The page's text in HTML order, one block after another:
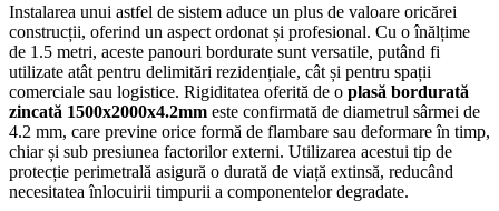
Instalarea unui astfel de sistem aduce un plus de valoare oricărei
construcții, oferind un aspect ordonat și profesional. Cu o înălțime
de 1.5 metri, aceste panouri bordurate sunt versatile, putând fi
utilizate atât pentru delimitări rezidențiale, cât și pentru spații
comerciale sau logistice. Rigiditatea oferită de o plasă bordurată
zincată 1500x2000x4.2mm este confirmată de diametrul sârmei de
4.2 mm, care previne orice formă de flambare sau deformare în timp,
chiar și sub presiunea factorilor externi. Utilizarea acestui tip de
protecție perimetrală asigură o durată de viață extinsă, reducând
necesitatea înlocuirii timpurii a componentelor degradate.